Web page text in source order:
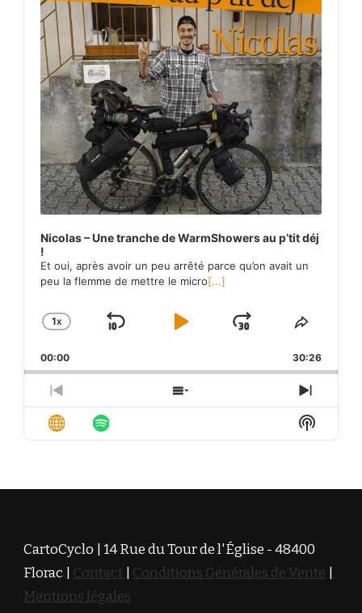
Nicolas – Une tranche de WarmShowers au p’tit déj
!
Et oui, après avoir un peu arrêté parce qu’on avait un
peu la flemme de mettre le micro[...]
CHANGE
RATE
1X
SKIP
PLAYJUMP
FORWARD
SHARE
00:00 30:26
PREVIOUS
EPISODE
SHOW
EPISODES
NEXT
Show
CartoCyclo | 14 Rue du Tour de l'Église - 48400
Florac | Contact | Conditions Générales de Vente |
Mentions légales